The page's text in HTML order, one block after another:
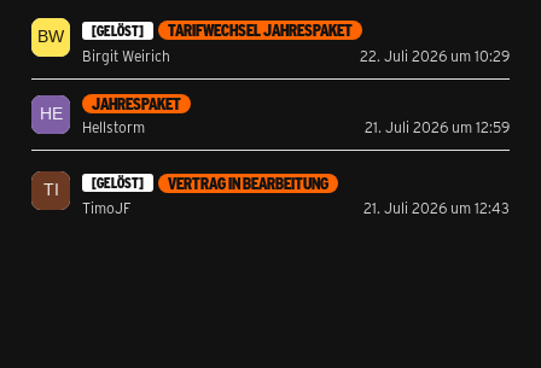
[GELÖST]
TARIFWECHSEL JAHRESPAKET
Birgit Weirich
22. Juli 2026 um 10:29
JAHRESPAKET
Hellstorm
21. Juli 2026 um 12:59
[GELÖST]
VERTRAG IN BEARBEITUNG
TimoJF
21. Juli 2026 um 12:43